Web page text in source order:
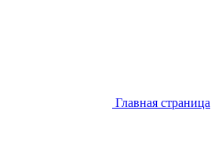
Главная страница